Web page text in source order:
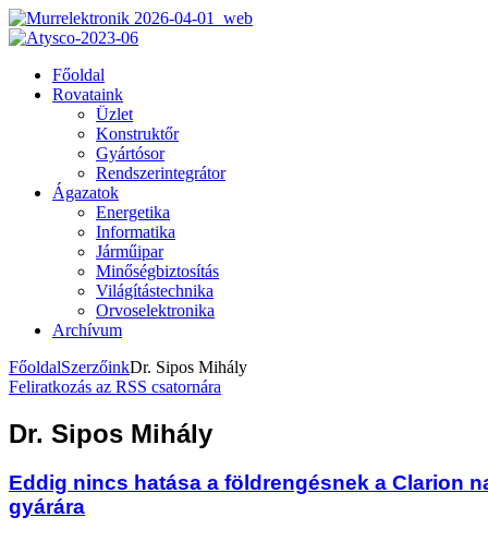
Főoldal
Rovataink
Üzlet
Konstruktőr
Gyártósor
Rendszerintegrátor
Ágazatok
Energetika
Informatika
Járműipar
Minőségbiztosítás
Világítástechnika
Orvoselektronika
Archívum
FőoldalSzerzőinkDr. Sipos Mihály
Feliratkozás az RSS csatornára
Dr. Sipos Mihály
Eddig nincs hatása a földrengésnek a Clarion
gyárára